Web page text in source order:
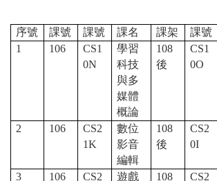
序號 課號 課號 課名 課架 課號
1
106
CS1
0N
學習
科技
與多
媒體
概論
108
後
CS1
0O
2 106
CS2
1K
數位
影音
編輯
108
後
CS2
0I
3 106
CS2
遊戲
108
CS2